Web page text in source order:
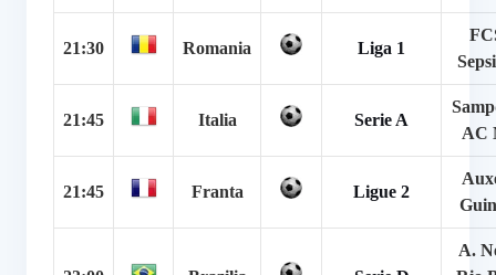
21:30 Romania Liga 1
21:45 Italia Serie A
AC
21:45 Franta Ligue 2
A.